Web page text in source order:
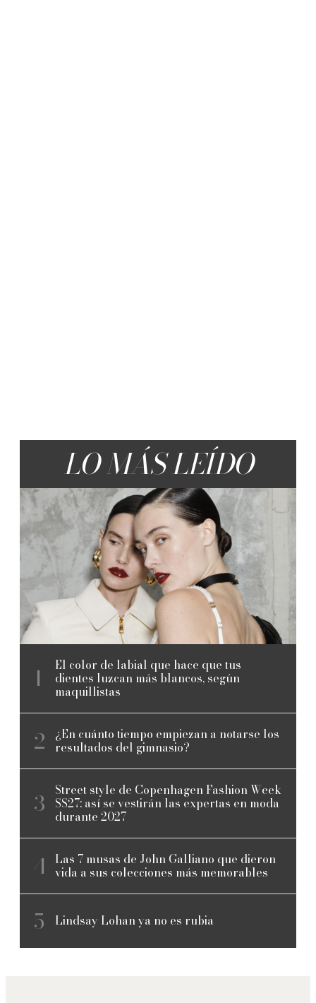
LO MÁS LEÍDO
El color de labial que hace que tus
dientes luzcan más blancos, según
maquillistas
¿En cuánto tiempo empiezan a notarse los
resultados del gimnasio?
Street style de Copenhagen Fashion Week
SS27: así se vestirán las expertas en moda
durante 2027
Las 7 musas de John Galliano que dieron
vida a sus colecciones más memorables
Lindsay Lohan ya no es rubia